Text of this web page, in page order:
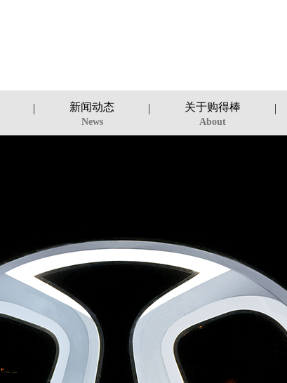
新闻动态
News
关于购得棒
About